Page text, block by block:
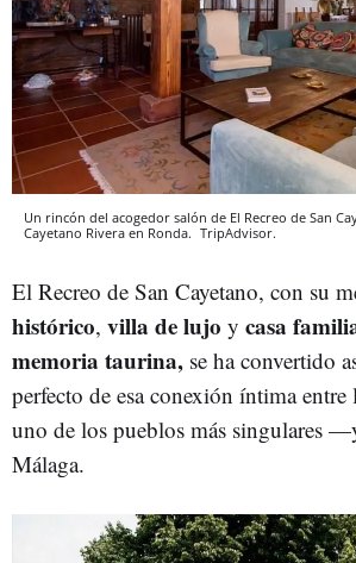
Un rincón del acogedor salón de El Recreo de San
Cayetano Rivera en Ronda. TripAdvisor.
El Recreo de San Cayetano, con su
histórico, villa de lujo y casa
memoria taurina, se ha convertido
perfecto de esa conexión íntima
uno de los pueblos más singulares
Málaga.